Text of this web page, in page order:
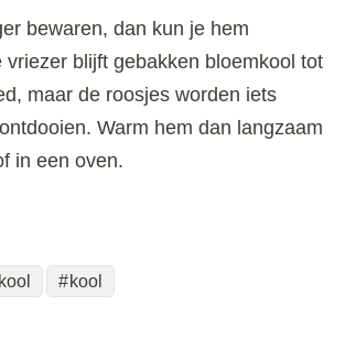
bewaren, dan kun je hem
vriezer blijft gebakken bloemkool tot
maar de roosjes worden iets
Warm hem dan langzaam
in een oven.
kool